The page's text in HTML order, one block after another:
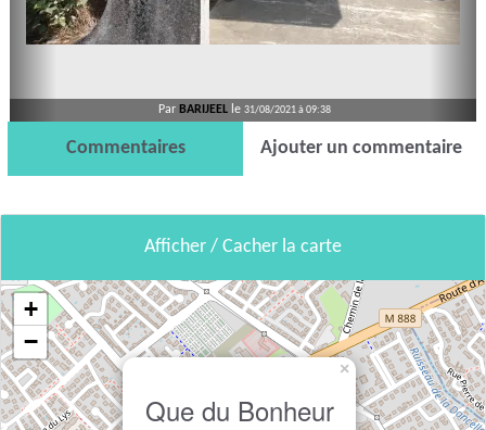
Par BARIJEEL le 31/08/2021 à 09:38
Commentaires Ajouter un commentaire
Afficher / Cacher la carte
Que du Bonheur
×
+
−